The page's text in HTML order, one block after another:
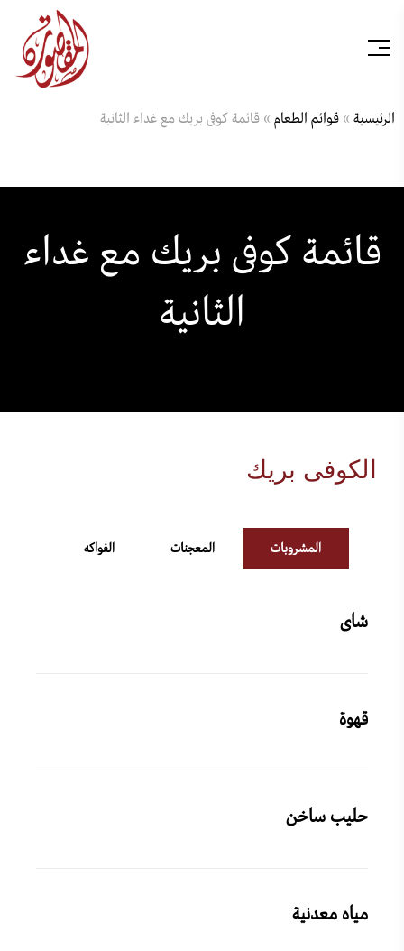
الرئيسية » قوائم الطعام » قائمة كوفى بريك مع غداء الثانية
قائمة كوفى بريك مع غداء
الثانية
الكوفى بريك
المشروبات المعجنات الفواكه
شاى
قهوة
حليب ساخن
مياه معدنية